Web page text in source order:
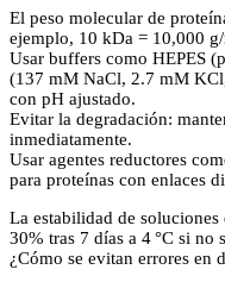
El peso molecular de
ejemplo, 10 kDa = 10,000
Usar buffers como HEPES
(137 mM NaCl, 2.7 mM
con pH ajustado.
Evitar la degradación:
inmediatamente.
Usar agentes reductores
para proteínas con enlaces
La estabilidad de soluciones
30% tras 7 días a 4 °C si no
¿Cómo se evitan errores en